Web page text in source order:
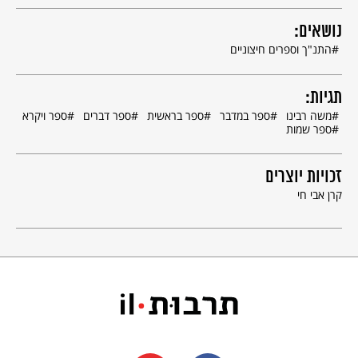
והאירועים שקרו לבני ישראל
בתחילת דרכם במדבר עד שהגיעו להר סיני .
20
בחלק זה בני ישראל נקראים לראשונה "עם" – ודווקא בפי פרעה, המלך
נושאים:
התנ"ך וספרים חיצוניים
תגיות:
משה רבינו ספר במדבר ספר בראשית ספר דברים
ספר ויקרא
ספר שמות
זכויות יוצרים
קרן אבי חי